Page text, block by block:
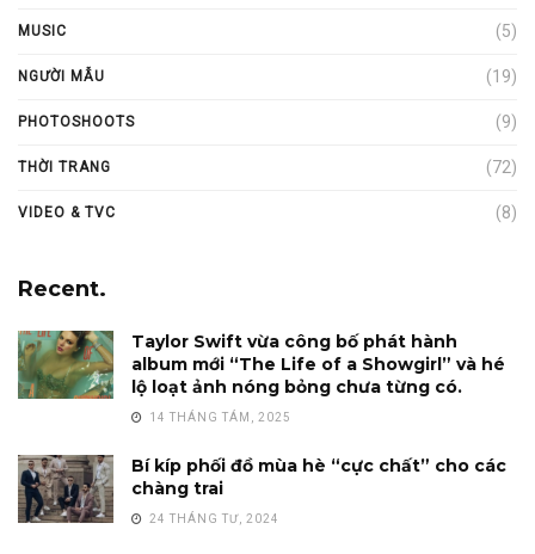
MUSIC (5)
NGƯỜI MẪU (19)
PHOTOSHOOTS (9)
THỜI TRANG (72)
VIDEO & TVC (8)
Recent.
Taylor Swift vừa công bố phát hành
album mới “The Life of a Showgirl” và hé
lộ loạt ảnh nóng bỏng chưa từng có.
14 THÁNG TÁM, 2025
Bí kíp phối đồ mùa hè “cực chất” cho các
chàng trai
24 THÁNG TƯ, 2024